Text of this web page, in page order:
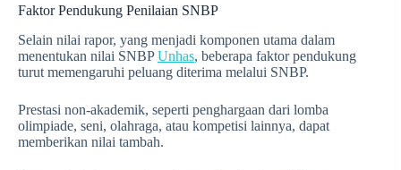
Faktor Pendukung Penilaian SNBP
Selain nilai rapor, yang menjadi komponen utama dalam
menentukan nilai SNBPUnhas, beberapa faktor pendukung
turut memengaruhi peluang diterima melalui SNBP.
Prestasi non-akademik, seperti penghargaan dari lomba
olimpiade, seni, olahraga, atau kompetisi lainnya, dapat
memberikan nilai tambah.